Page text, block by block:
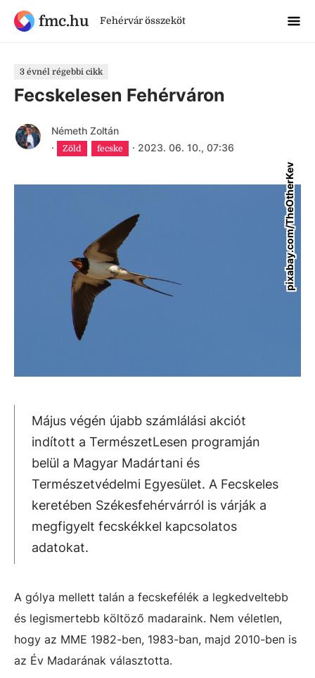
fmc.hu Fehérvár összeköt
3 évnél régebbi cikk
Fecskelesen Fehérváron
Németh Zoltán
·
Zöld fecske · 2023. 06. 10., 07:36
pixabay.com/TheOtherKev
Május végén újabb számlálási akciót
indított a TermészetLesen programján
belül a Magyar Madártani és
Természetvédelmi Egyesület. A Fecskeles
keretében Székesfehérvárról is várják a
megfigyelt fecskékkel kapcsolatos
adatokat.
A gólya mellett talán a fecskefélék a legkedveltebb
és legismertebb költöző madaraink. Nem véletlen,
hogy az MME 1982-ben, 1983-ban, majd 2010-ben is
az Év Madarának választotta.